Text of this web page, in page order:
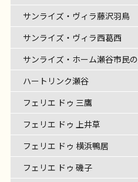
サンライズ・ヴィラ藤沢羽鳥
サンライズ・ヴィラ西葛西
サンライズ・ホーム瀬谷市民
ハートリンク瀬谷
フェリエ ドゥ 三鷹
フェリエ ドゥ 上井草
フェリエ ドゥ 横浜鴨居
フェリエ ドゥ 磯子